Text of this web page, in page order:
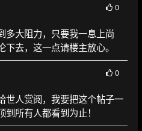
0
多大阻力，只要我一息上尚
去，这一点请楼主放心。
0
世人赏阅，我要把这个帖子一
所有人都看到为止！